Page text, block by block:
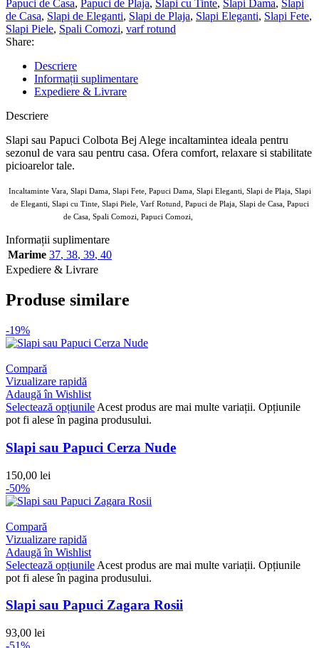
Papuci de Casa, Papuci de Plaja, Slapi cu Tinte, Slapi Dama, Slapi
de Casa, Slapi de Eleganti, Slapi de Plaja, Slapi Eleganti, Slapi Fete,
Slapi Piele, Spali Comozi, varf rotund
Share:
Descriere
Informații suplimentare
Expediere & Livrare
Descriere
Slapi sau Papuci Colbota Bej Alege incaltamintea ideala pentru
sezonul de vara sau pentru casa. Ofera comfort, relaxare si stabilitate
picioarelor tale.
Incaltaminte Vara, Slapi Dama, Slapi Fete, Papuci Dama, Slapi Eleganti, Slapi de Plaja, Slapi
de Eleganti, Slapi cu Tinte, Slapi Piele, Varf Rotund, Papuci de Plaja, Slapi de Casa, Papuci
de Casa, Spali Comozi, Papuci Comozi,
Informații suplimentare
Marime 37, 38, 39, 40
Expediere & Livrare
Produse similare
-19%
Compară
Vizualizare rapidă
Adaugă în Wishlist
Selectează opțiunile Acest produs are mai multe variații. Opțiunile
pot fi alese în pagina produsului.
Slapi sau Papuci Cerza Nude
150,00 lei
-50%
Compară
Vizualizare rapidă
Adaugă în Wishlist
Selectează opțiunile Acest produs are mai multe variații. Opțiunile
pot fi alese în pagina produsului.
Slapi sau Papuci Zagara Rosii
93,00 lei
-51%